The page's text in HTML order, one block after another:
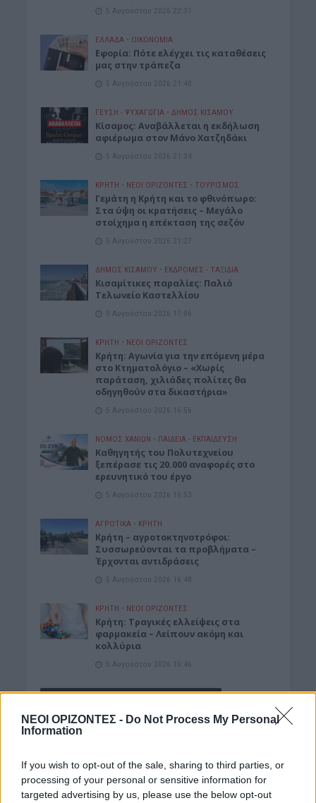
ΝΕΟΙ ΟΡΙΖΟΝΤΕΣ - Do Not Process My Personal
Information
If you wish to opt-out of the sale, sharing to third parties, or
processing of your personal or sensitive information for
targeted advertising by us, please use the below opt-out
5 Αυγούστου 2026 22:31
ΕΛΛΑΔΑ • ΟΙΚΟΝΟΜΙΑ
Εφορία: Πότε ελέγχει τις καταθέσεις
μας στην τράπεζα
5 Αυγούστου 2026 21:40
ΓΕΎΣΗ - ΨΥΧΑΓΩΓΊΑ • ΔΉΜΟΣ ΚΙΣΆΜΟΥ
Κίσαμος: Αναβάλλεται η εκδήλωση
αφιέρωμα στον Μάνο Χατζηδάκι
5 Αυγούστου 2026 21:34
ΚΡΗΤΗ • ΝΕΟΙ ΟΡΙΖΟΝΤΕΣ • ΤΟΥΡΙΣΜΟΣ
Γεμάτη η Κρήτη και το φθινόπωρο:
Στα ύψη οι κρατήσεις – Μεγάλο
στοίχημα η επέκταση της σεζόν
5 Αυγούστου 2026 21:27
ΔΉΜΟΣ ΚΙΣΆΜΟΥ • ΕΚΔΡΟΜΈΣ - ΤΑΞΊΔΙΑ
Kισαμίτικες παραλίες: Παλιό
Τελωνείο Καστελλίου
5 Αυγούστου 2026 17:06
ΚΡΗΤΗ • ΝΕΟΙ ΟΡΙΖΟΝΤΕΣ
Kρήτη: Αγωνία για την επόμενη μέρα
στο Κτηματολόγιο – «Χωρίς
παράταση, χιλιάδες πολίτες θα
οδηγηθούν στα δικαστήρια»
5 Αυγούστου 2026 16:56
ΝΟΜΌΣ ΧΑΝΊΩΝ • ΠΑΙΔΕΙΑ - ΕΚΠΑΙΔΕΥΣΗ
Καθηγητής του Πολυτεχνείου
ξεπέρασε τις 20.000 αναφορές στο
ερευνητικό του έργο
5 Αυγούστου 2026 16:53
ΑΓΡΟΤΙΚΑ • ΚΡΗΤΗ
Κρήτη – αγροτοκτηνοτρόφοι:
Συσσωρεύονται τα προβλήματα –
Έρχονται αντιδράσεις
5 Αυγούστου 2026 16:48
ΚΡΗΤΗ • ΝΕΟΙ ΟΡΙΖΟΝΤΕΣ
Κρήτη: Τραγικές ελλείψεις στα
φαρμακεία – Λείπουν ακόμη και
κολλύρια
5 Αυγούστου 2026 16:46
Δημοφιλή αυτή την εβδομάδα